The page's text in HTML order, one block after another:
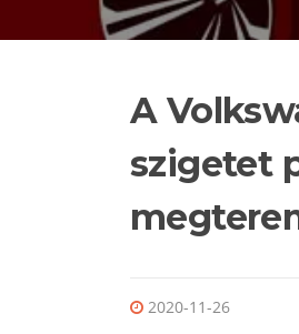
A
szigetet
2020-11-26